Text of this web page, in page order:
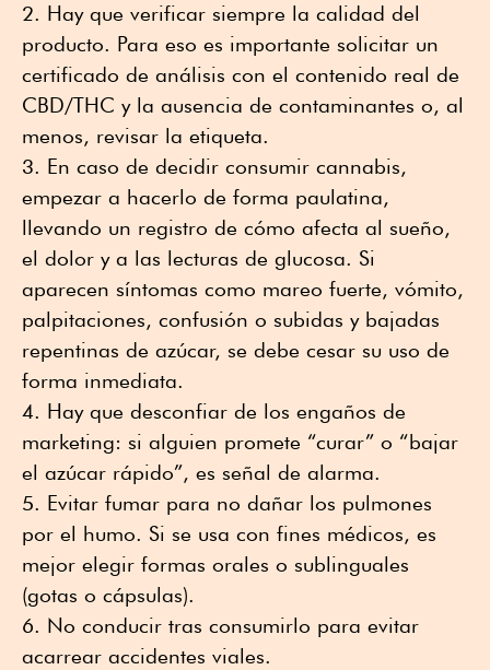
Hay que verificar siempre la calidad del
producto. Para eso es importante solicitar un
certificado de análisis con el contenido real de
CBD/THC y la ausencia de contaminantes o, al
menos, revisar la etiqueta.
En caso de decidir consumir cannabis,
empezar a hacerlo de forma paulatina,
llevando un registro de cómo afecta al sueño,
el dolor y a las lecturas de glucosa. Si
aparecen síntomas como mareo fuerte, vómito,
palpitaciones, confusión o subidas y bajadas
repentinas de azúcar, se debe cesar su uso de
forma inmediata.
Hay que desconfiar de los engaños de
marketing: si alguien promete “curar” o “bajar
el azúcar rápido”, es señal de alarma.
Evitar fumar para no dañar los pulmones
por el humo. Si se usa con fines médicos, es
mejor elegir formas orales o sublinguales
(gotas o cápsulas).
No conducir tras consumirlo para evitar
acarrear accidentes viales.